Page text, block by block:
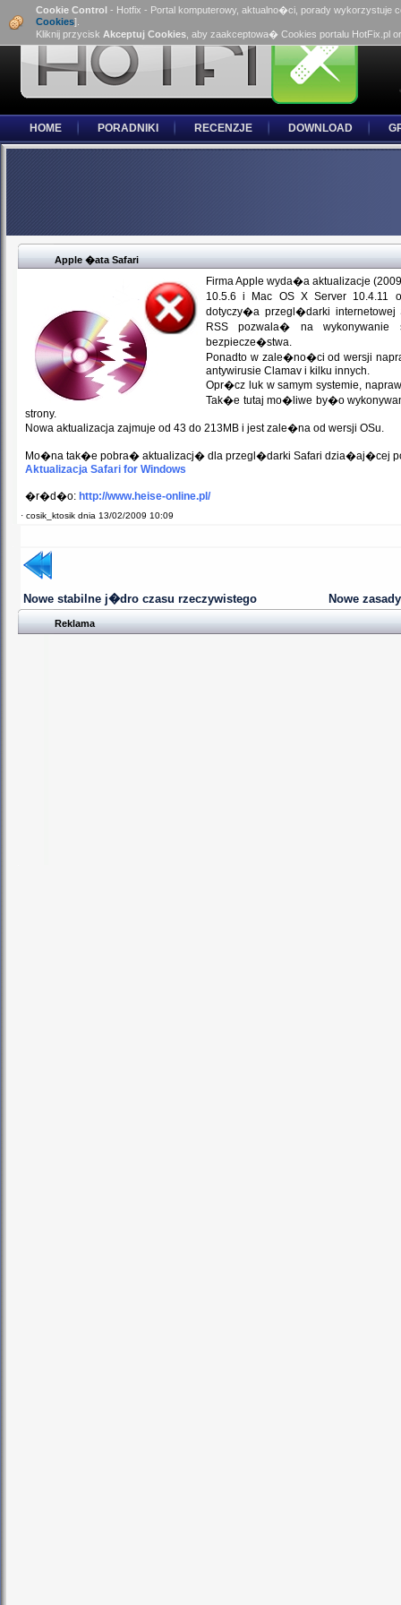
Cookie Control - Hotfix - Portal komputerowy, aktualno�ci, porady wykorzystuje
Cookies].
Kliknij przycisk Akceptuj Cookies , aby zaakceptowa� Cookies portalu HotFix.pl
HOME PORADNIKI RECENZJE DOWNLOAD
Apple �ata Safari
Firma Apple wyda�a aktualizacje
10.5.6 i Mac OS X Server 10.4.11
dotyczy�a przegl�darki internetowej
RSS pozwala� na wykonywanie
bezpiecze�stwa.
Ponadto w zale�no�ci od wersji
antywirusie Clamav i kilku innych.
Opr�cz luk w samym systemie,
Tak�e tutaj mo�liwe by�o
strony.
Nowa aktualizacja zajmuje od 43 do 213MB i jest zale�na od wersji OSu.
Mo�na tak�e pobra� aktualizacj� dla przegl�darki Safari dzia�aj�cej
Aktualizacja Safari for Windows
�r�d�o: http://www.heise-online.pl/
· cosik_ktosik dnia 13/02/2009 10:09
Nowe stabilne j�dro czasu rzeczywistego Nowe
Reklama